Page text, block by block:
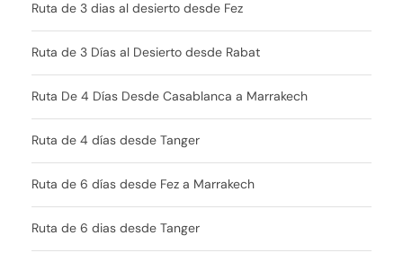
Ruta de 3 dias al desierto desde Fez
Ruta de 3 Días al Desierto desde Rabat
Ruta De 4 Días Desde Casablanca a Marrakech
Ruta de 4 días desde Tanger
Ruta de 6 días desde Fez a Marrakech
Ruta de 6 dias desde Tanger